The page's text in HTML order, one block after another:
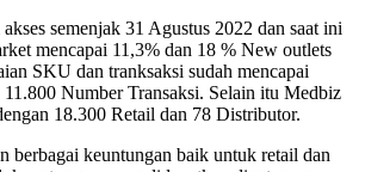
semenjak 31 Agustus 2022 dan saat ini
mencapai 11,3% dan 18 % New outlets
SKU dan tranksaksi sudah mencapai
Number Transaksi. Selain itu Medbiz
18.300 Retail dan 78 Distributor.
berbagai keuntungan baik untuk retail dan